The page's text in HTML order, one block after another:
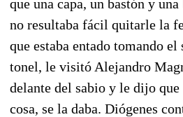
que una capa, un bastón y
no resultaba fácil quitarle la
que estaba entado tomando el
tonel, le visitó Alejandro
delante del sabio y le dijo que
cosa, se la daba. Diógenes